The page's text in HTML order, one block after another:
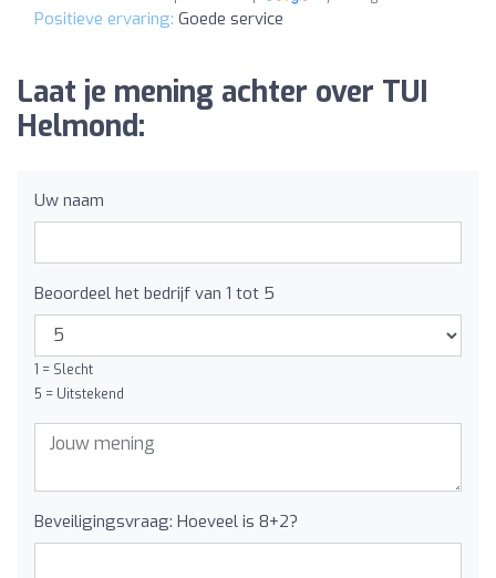
Positieve ervaring: Goede service
Laat je mening achter over TUI
Helmond:
Uw naam
Beoordeel het bedrijf van 1 tot 5
1 = Slecht
5 = Uitstekend
Beveiligingsvraag: Hoeveel is 8+2?